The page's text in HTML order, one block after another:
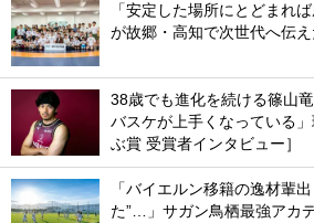
「安定した場所にとどまれ
が故郷・高知で次世代へ伝え
38歳でも進化を続ける篠山
バスケが上手くなっている
ぶ賞 受賞者インタビュー］
「バイエルン移籍の逸材輩
た”…」サガン鳥栖最強アカ